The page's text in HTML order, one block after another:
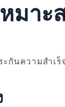
มาะ
กันความสำ